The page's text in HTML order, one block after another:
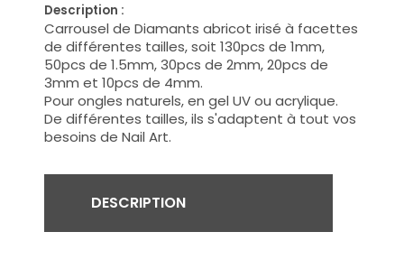
Description :
Carrousel de Diamants abricot irisé à facettes
de différentes tailles, soit 130pcs de 1mm,
50pcs de 1.5mm, 30pcs de 2mm, 20pcs de
3mm et 10pcs de 4mm.
Pour ongles naturels, en gel UV ou acrylique.
De différentes tailles, ils s'adaptent à tout vos
besoins de Nail Art.
DESCRIPTION